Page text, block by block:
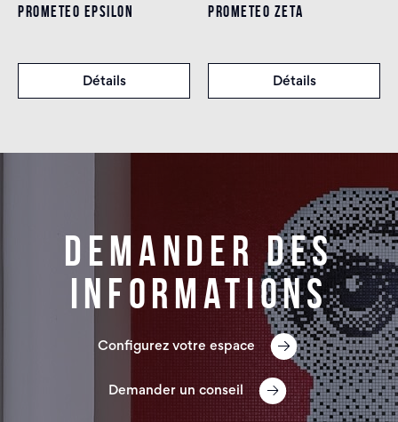
PROMETEO EPSILON
Détails
PROMETEO ZETA
Détails
Demander des
informations
Configurez votre espace
Demander un conseil